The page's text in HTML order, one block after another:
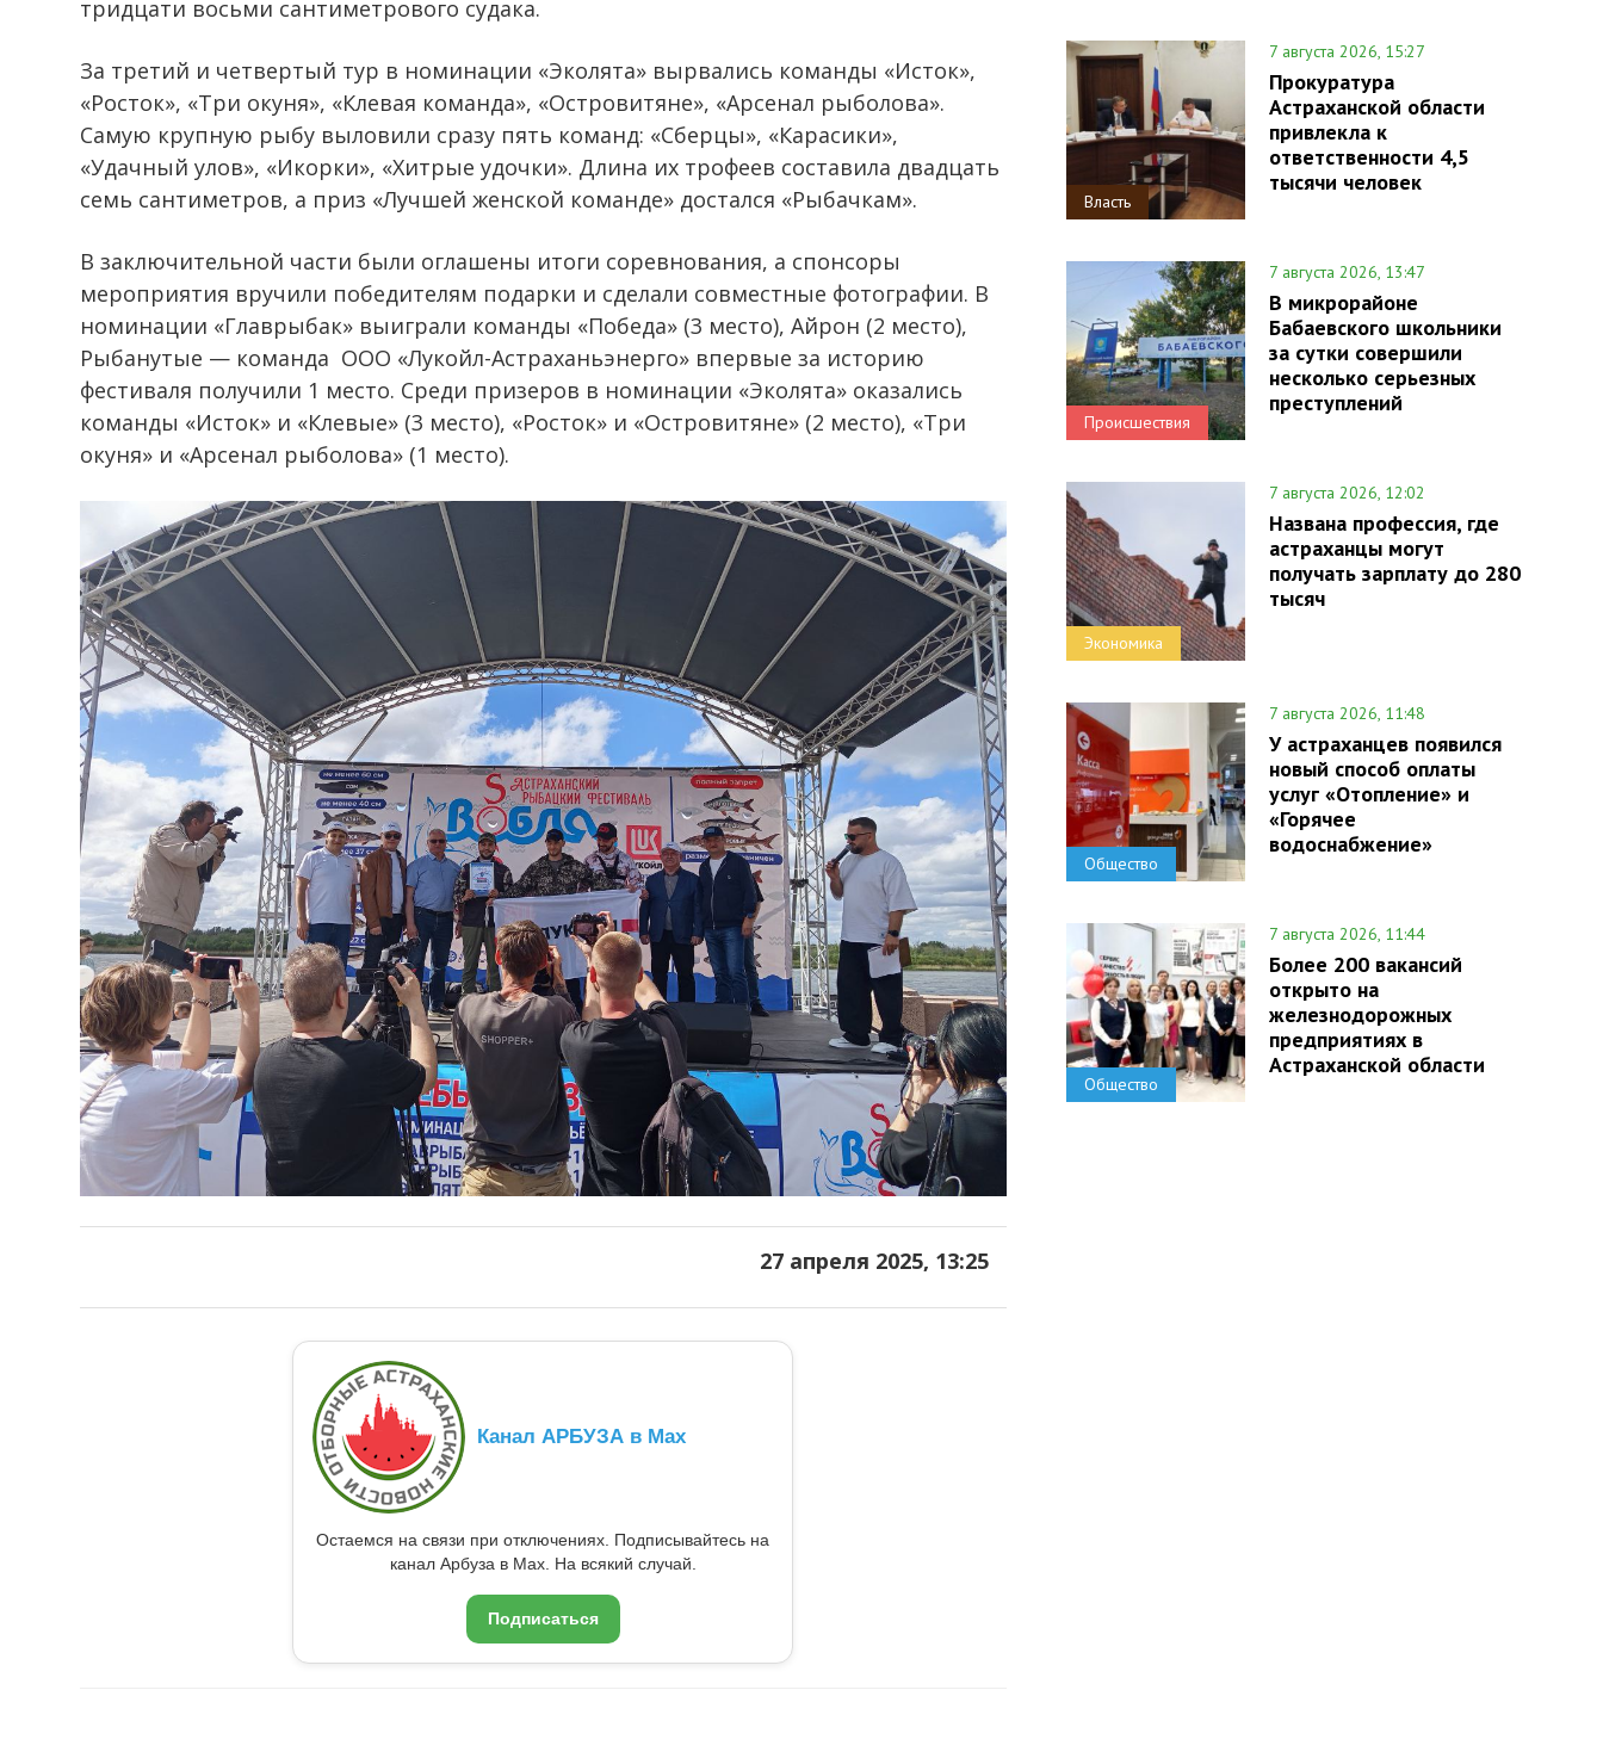
тридцати восьми сантиметрового судака.
За третий и четвертый тур в номинации «Эколята» вырвались команды «Исток»,
«Росток», «Три окуня», «Клевая команда», «Островитяне», «Арсенал рыболова».
Самую крупную рыбу выловили сразу пять команд: «Сберцы», «Карасики»,
«Удачный улов», «Икорки», «Хитрые удочки». Длина их трофеев составила двадцать
семь сантиметров, а приз «Лучшей женской команде» достался «Рыбачкам».
В заключительной части были оглашены итоги соревнования, а спонсоры
мероприятия вручили победителям подарки и сделали совместные фотографии. В
номинации «Главрыбак» выиграли команды «Победа» (3 место), Айрон (2 место),
Рыбанутые — команда ООО «Лукойл-Астраханьэнерго» впервые за историю
фестиваля получили 1 место. Среди призеров в номинации «Эколята» оказались
команды «Исток» и «Клевые» (3 место), «Росток» и «Островитяне» (2 место), «Три
окуня» и «Арсенал рыболова» (1 место).
27 апреля 2025, 13:25
Канал АРБУЗА в Max
Остаемся на связи при отключениях. Подписывайтесь на
канал Арбуза в Max. На всякий случай.
Подписаться
Власть
7 августа 2026, 15:27
Прокуратура
Астраханской области
привлекла к
ответственности 4,5
тысячи человек
Происшествия
7 августа 2026, 13:47
В микрорайоне
Бабаевского школьники
за сутки совершили
несколько серьезных
преступлений
Экономика
7 августа 2026, 12:02
Названа профессия, где
астраханцы могут
получать зарплату до 280
тысяч
Общество
7 августа 2026, 11:48
У астраханцев появился
новый способ оплаты
услуг «Отопление» и
«Горячее
водоснабжение»
Общество
7 августа 2026, 11:44
Более 200 вакансий
открыто на
железнодорожных
предприятиях в
Астраханской области